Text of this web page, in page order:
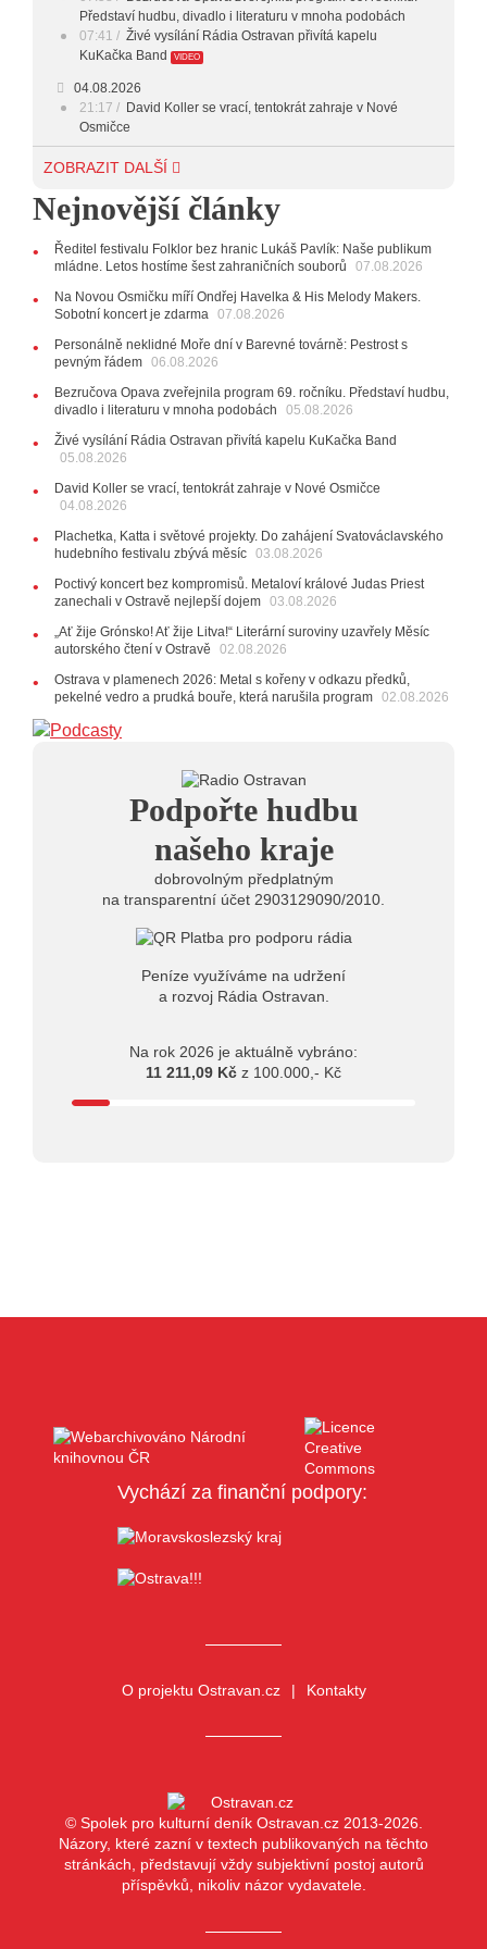
Představí hudbu, divadlo i literaturu v mnoha podobách
07:41
Živé vysílání Rádia Ostravan přivítá kapelu
KuKačka Band
VIDEO
04.08.2026
21:17
David Koller se vrací, tentokrát zahraje v Nové
Osmičce
03.08.2026
Svatováclavského hudebního festivalu zbývá měsíc
29.07.2026
11:00
Do Ostravy se vrací britští Modestep, vystoupí v
listopadu v klubu Barrák
VIDEO
10:33
Úsměvné historky ze života ostravské kapely
Verše: Od zapomenutých baterek až po kuriózní krádež
28.07.2026
jen několik desítek posledních vstupenek
27.07.2026
20:44
10:06
Ladná Čeladná nabídne Olympic, Langerovou i
Kirschner, návštěvníci nově zaplatí už jen pomocí čipů
24.07.2026
Zpěvačka Tanja vydala nové EP Plamen
22.07.2026
roku jsme upgradovali naši show
AUDIO
20:09
Na Novou Osmičku míří Bára Zmeková Trio.
Výrazná osobnost české alternativní scény zahraje ve
Frýdku-Místku
20.07.2026
Štěrkovna Open Music: Klubová scéna na festivalu
nabídne Krhuta i Beatles
ZOBRAZIT DALŠÍ
Nejnovější články
Ředitel festivalu Folklor bez hranic Lukáš Pavlík: Naše publikum
mládne. Letos hostíme šest zahraničních souborů
07.08.2026
Na Novou Osmičku míří Ondřej Havelka & His Melody Makers.
Sobotní koncert je zdarma
07.08.2026
Personálně neklidné Moře dní v Barevné továrně: Pestrost s
pevným řádem 06.08.2026
Bezručova Opava zveřejnila program 69. ročníku. Představí hudbu,
divadlo i literaturu v mnoha podobách
05.08.2026
Živé vysílání Rádia Ostravan přivítá kapelu KuKačka Band
05.08.2026
David Koller se vrací, tentokrát zahraje v Nové Osmičce
04.08.2026
Plachetka, Katta i světové projekty. Do zahájení Svatováclavského
hudebního festivalu zbývá měsíc 03.08.2026
Poctivý koncert bez kompromisů. Metaloví králové Judas Priest
zanechali v Ostravě nejlepší dojem 03.08.2026
„Ať žije Grónsko! Ať žije Litva!“ Literární suroviny uzavřely Měsíc
autorského čtení v Ostravě
02.08.2026
Ostrava v plamenech 2026: Metal s kořeny v odkazu předků,
pekelné vedro a prudká bouře, která narušila program 02.08.2026
Podpořte hudbu
našeho kraje
dobrovolným předplatným
na transparentní účet 2903129090/2010.
Peníze využíváme na udržení
a rozvoj Rádia Ostravan.
Na rok 2026 je aktuálně vybráno:
11 211,09 Kč z 100.000,- Kč
Vychází za finanční podpory:
O projektu Ostravan.cz Kontakty
© Spolek pro kulturní deník Ostravan.cz 2013-2026.
Názory, které zazní v textech publikovaných na těchto
stránkách, představují vždy subjektivní postoj autorů
příspěvků, nikoliv názor vydavatele.